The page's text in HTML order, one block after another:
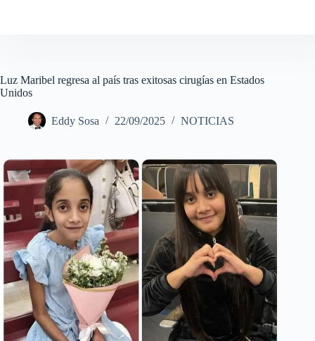
Luz Maribel regresa al país tras exitosas cirugías en Estados
Unidos
Eddy Sosa 22/09/2025 NOTICIAS